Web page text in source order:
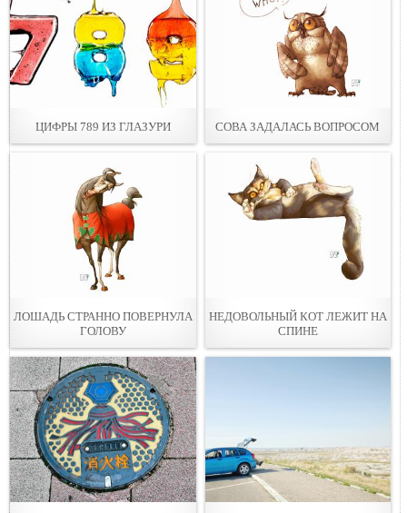
ЦИФРЫ 789 ИЗ ГЛАЗУРИ СОВА ЗАДАЛАСЬ ВОПРОСОМ
ЛОШАДЬ СТРАННО ПОВЕРНУЛА
ГОЛОВУ
НЕДОВОЛЬНЫЙ КОТ ЛЕЖИТ НА
СПИНЕ